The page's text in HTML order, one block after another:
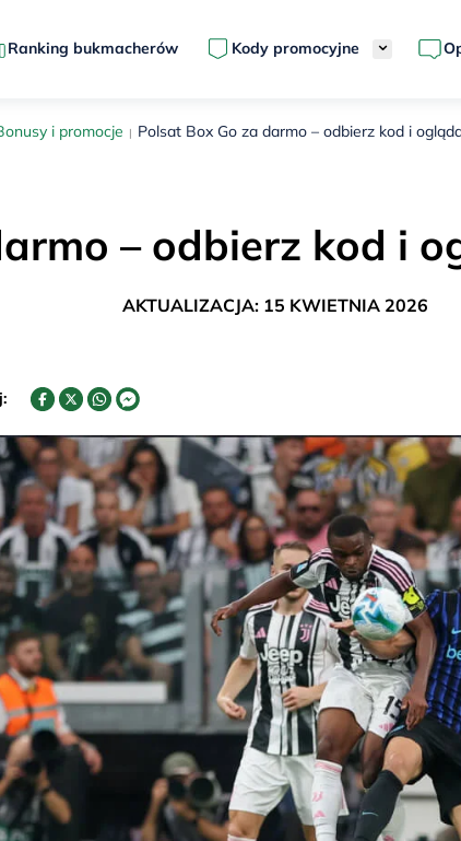
Ranking bukmacherów Kody promocyjne
i promocje Polsat Box Go za darmo – odbierz kod i
– odbierz kod i
AKTUALIZACJA: 15 KWIETNIA 2026